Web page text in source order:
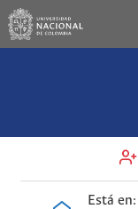
Está en: